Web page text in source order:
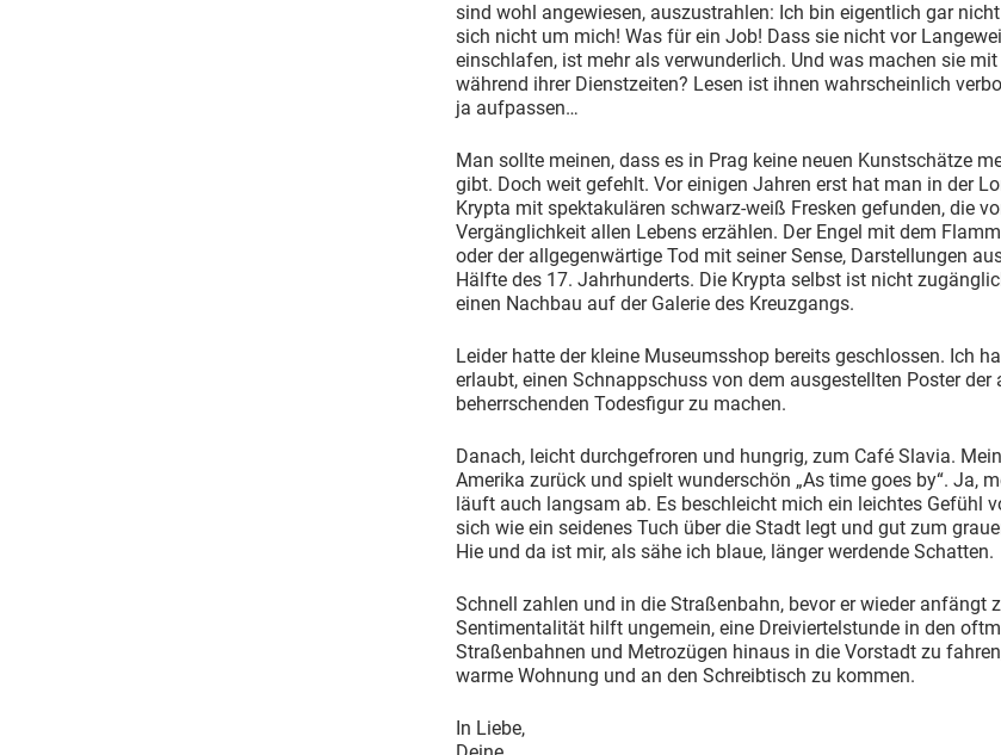
sind wohl angewiesen, auszustrahlen: Ich bin eigentlich gar
sich nicht um mich! Was für ein Job! Dass sie nicht vor
einschlafen, ist mehr als verwunderlich. Und was machen sie mit
während ihrer Dienstzeiten? Lesen ist ihnen wahrscheinlich
ja aufpassen…
Man sollte meinen, dass es in Prag keine neuen Kunstschätze
gibt. Doch weit gefehlt. Vor einigen Jahren erst hat man in der
Krypta mit spektakulären schwarz-weiß Fresken gefunden, die
Vergänglichkeit allen Lebens erzählen. Der Engel mit dem
oder der allgegenwärtige Tod mit seiner Sense, Darstellungen
Hälfte des 17. Jahrhunderts. Die Krypta selbst ist nicht
einen Nachbau auf der Galerie des Kreuzgangs.
Leider hatte der kleine Museumsshop bereits geschlossen. Ich
erlaubt, einen Schnappschuss von dem ausgestellten Poster der
beherrschenden Todesfigur zu machen.
Danach, leicht durchgefroren und hungrig, zum Café Slavia.
Amerika zurück und spielt wunderschön „As time goes by“. Ja,
läuft auch langsam ab. Es beschleicht mich ein leichtes Gefühl
sich wie ein seidenes Tuch über die Stadt legt und gut zum
Hie und da ist mir, als sähe ich blaue, länger werdende Schatten.
Schnell zahlen und in die Straßenbahn, bevor er wieder anfängt
Sentimentalität hilft ungemein, eine Dreiviertelstunde in den
Straßenbahnen und Metrozügen hinaus in die Vorstadt zu
warme Wohnung und an den Schreibtisch zu kommen.
In Liebe,